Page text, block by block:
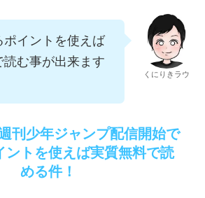
イントを使えば
読む事が出来ます
くにりきラウ
刊少年ジャンプ配信開始で
ントを使えば実質無料で読
める件！